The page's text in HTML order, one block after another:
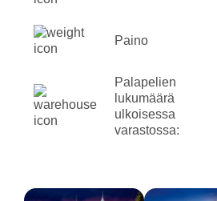
Paino
Palapelien
lukumäärä
ulkoisessa
varastossa: